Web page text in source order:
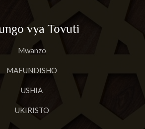
vya Tovuti
Mwanzo
MAFUNDISHO
USHIA
UKIRISTO